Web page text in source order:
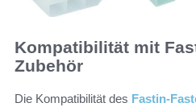
Kompatibilität mit
Zubehör
Die Kompatibilität des Fastin-